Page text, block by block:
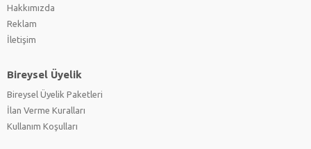
Hakkımızda
Reklam
İletişim
Bireysel Üyelik
Bireysel Üyelik Paketleri
İlan Verme Kuralları
Kullanım Koşulları